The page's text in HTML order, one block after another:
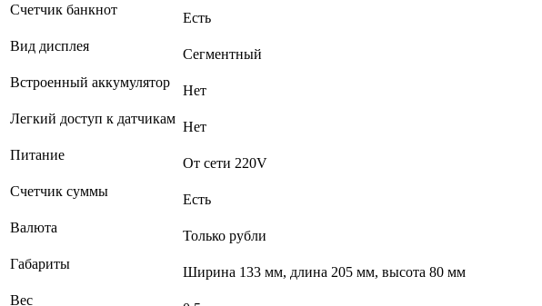
Счетчик банкнот
Есть
Вид дисплея
Сегментный
Встроенный аккумулятор
Нет
Легкий доступ к датчикам
Нет
Питание
От сети 220V
Счетчик суммы
Есть
Валюта
Только рубли
Габариты
Ширина 133 мм, длина 205 мм, высота 80 мм
Вес